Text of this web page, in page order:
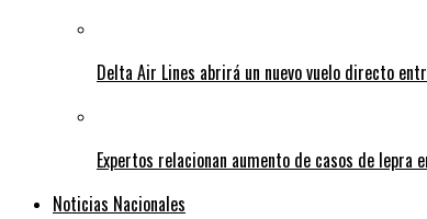
Delta Air Lines abrirá un nuevo vuelo directo
Expertos relacionan aumento de casos de lepra
Noticias Nacionales